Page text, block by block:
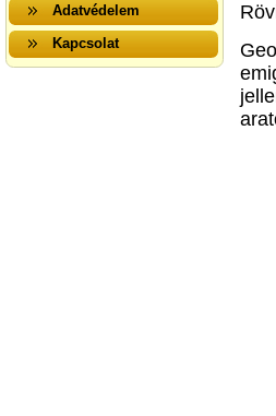
Adatvédelem
Kapcsolat